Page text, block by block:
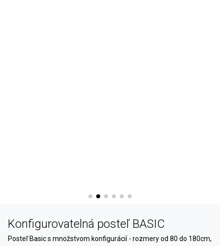
Konfigurovatelná posteľ BASIC
Posteľ Basic s množstvom konfigurácií - rozmery od 80 do 180cm,